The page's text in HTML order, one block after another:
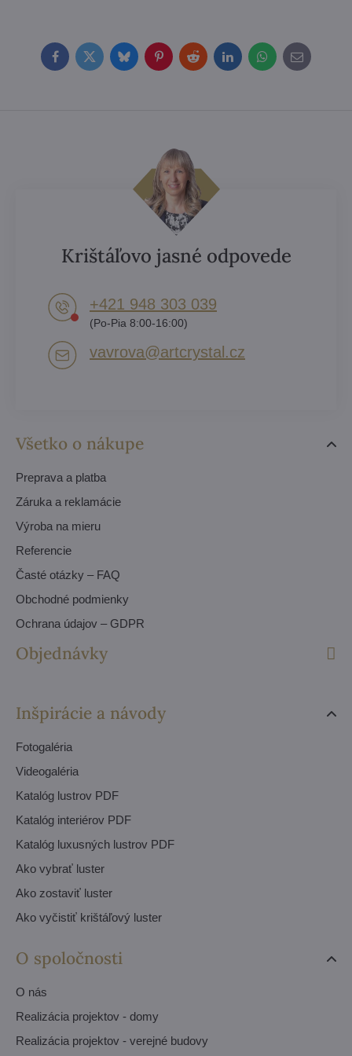
FacebookTwitterBlueskyPinterestRedditLinkedInWhatsApp
E-
mail
Všetko o nákupe
Preprava a platba
Záruka a reklamácie
Výroba na mieru
Referencie
Časté otázky – FAQ
Obchodné podmienky
Ochrana údajov – GDPR
Objednávky
Inšpirácie a návody
Fotogaléria
Videogaléria
Katalóg lustrov PDF
Katalóg interiérov PDF
Katalóg luxusných lustrov PDF
Ako vybrať luster
Ako zostaviť luster
Ako vyčistiť krištáľový luster
O spoločnosti
O nás
Realizácia projektov - domy
Realizácia projektov - verejné budovy
Krištáľovo jasné odpovede
+421 948 303 039
(Po-Pia 8:00-16:00)
vavrova​@artcrystal​.cz